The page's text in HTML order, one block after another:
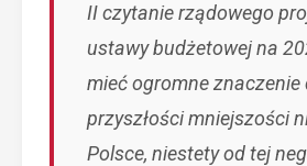
II czytanie rządowego
ustawy budżetowej na
mieć ogromne znaczenie
przyszłości mniejszości
Polsce, niestety od tej